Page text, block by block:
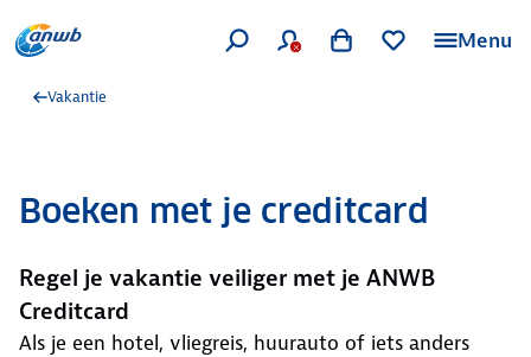
Menu
Vakantie
Boeken met je creditcard
Regel je vakantie veiliger met je ANWB
Creditcard
Als je een hotel, vliegreis, huurauto of iets anders